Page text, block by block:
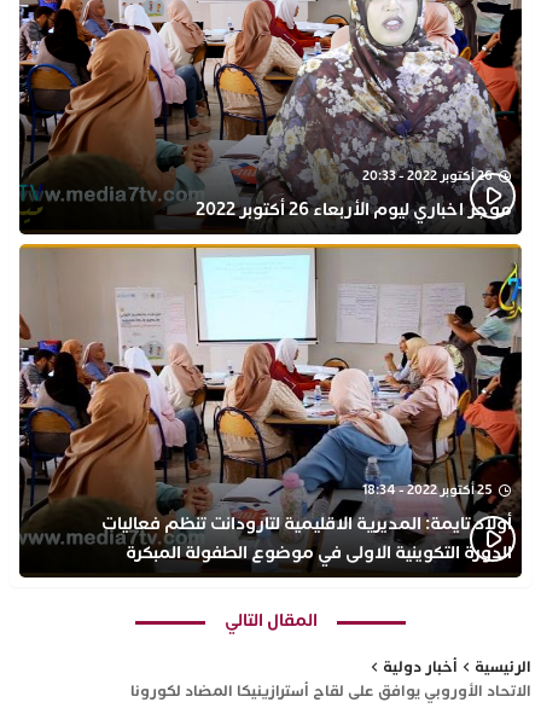
26 أكتوبر 2022 - 20:33
موجز اخباري ليوم الأربعاء 26 أكتوبر 2022
25 أكتوبر 2022 - 18:34
أولاد تايمة: المديرية الاقليمية لتارودانت تنظم فعاليات
الدورة التكوينية الاولى في موضوع الطفولة المبكرة
بمركز التكوين ثانوية الحسن الثاني التأهيلية
المقال التالي
الرئيسية
أخبار دولية
الاتحاد الأوروبي يوافق على لقاح أسترازينيكا المضاد لكورونا